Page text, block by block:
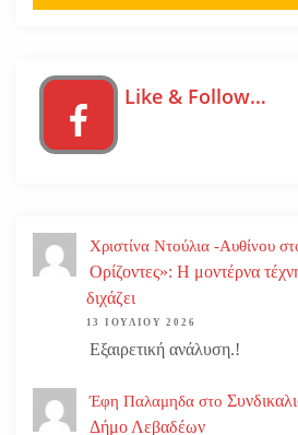
Like & Follow…
Χριστίνα Ντούλια -Αυθίνου
Ορίζοντες»: Η μοντέρνα
διχάζει
13 ΙΟΥΛΊΟΥ 2026
Εξαιρετική ανάλυση.!
Έφη Παλαμηδα στο
Δήμο Λεβαδέων